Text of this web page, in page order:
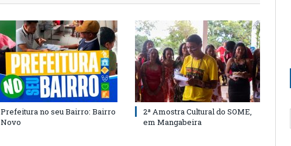
Prefeitura no seu Bairro: Bairro
Novo
2ª Amostra Cultural do SOME,
em Mangabeira